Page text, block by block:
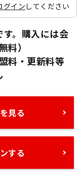
グイン してください
。購入には会
料）
料・更新料等
見る
する